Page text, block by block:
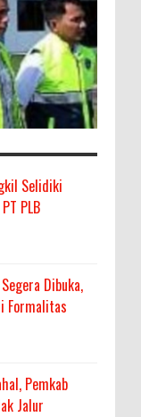
Selidiki
PLB
Dibuka,
Formalitas
Pemkab
Jalur